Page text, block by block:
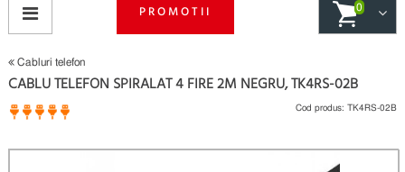
PROMOTII 0
Cabluri telefon
CABLU TELEFON SPIRALAT 4 FIRE 2M NEGRU, TK4RS-02B
Cod produs: TK4RS-02B